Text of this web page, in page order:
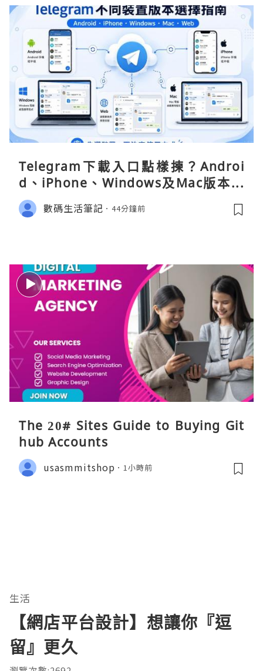
Telegram下載入口點樣揀？Androi
d、iPhone、Windows及Mac版本分
別
數碼生活筆記 44分鐘前
The 20# Sites Guide to Buying Git
hub Accounts
usasmmitshop 1小時前
生活
【網店平台設計】想讓你『逗
留』更久